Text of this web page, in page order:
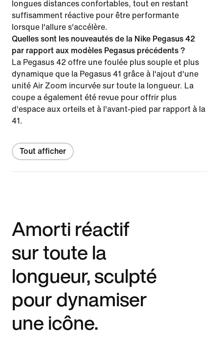
longues distances confortables, tout en restant
suffisamment réactive pour être performante
lorsque l'allure s'accélère.
Quelles sont les nouveautés de la Nike Pegasus 42
par rapport aux modèles Pegasus précédents ?
La Pegasus 42 offre une foulée plus souple et plus
dynamique que la Pegasus 41 grâce à l'ajout d'une
unité Air Zoom incurvée sur toute la longueur. La
coupe a également été revue pour offrir plus
d'espace aux orteils et à l'avant-pied par rapport à la
41.
Tout afficher
Amorti réactif
sur toute la
longueur, sculpté
pour dynamiser
une icône.